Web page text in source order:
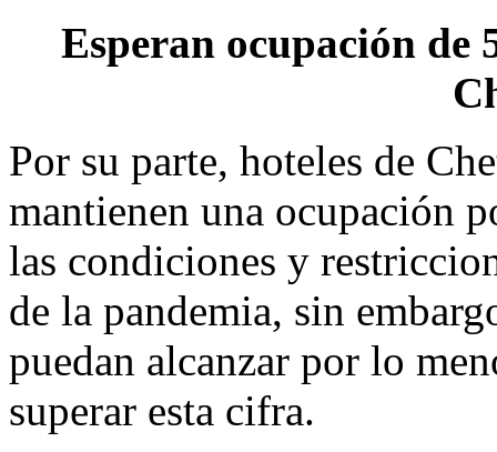
Esperan ocupación
Por su parte, hoteles de
mantienen una ocupación
las condiciones y
de la pandemia, sin
puedan alcanzar por lo
superar esta cifra.